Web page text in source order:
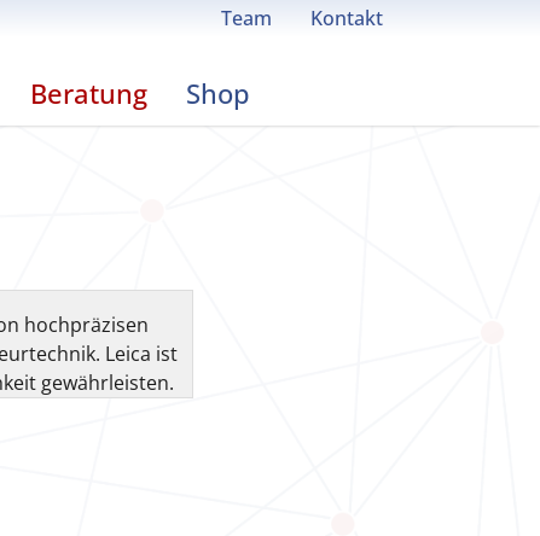
Team Kontakt
Beratung Shop
hochpräzisen
Leica ist
gewährleisten.